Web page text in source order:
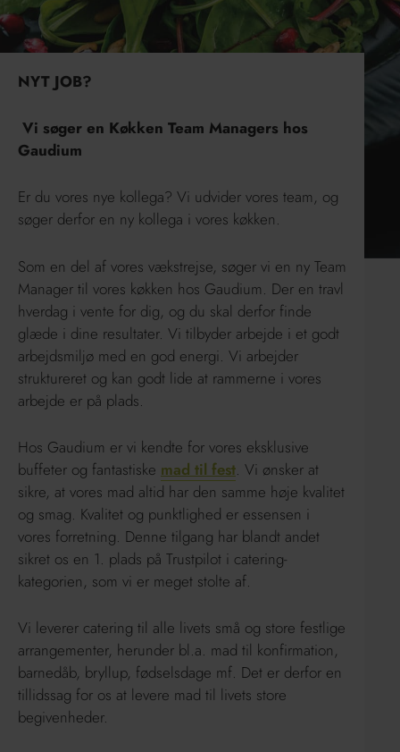
NYT JOB?
Vi søger en Køkken Team Managers hos
Gaudium
Er du vores nye kollega? Vi udvider vores team, og
søger derfor en ny kollega i vores køkken.
Som en del af vores vækstrejse, søger vi en ny Team
Manager til vores køkken hos Gaudium. Der en travl
hverdag i vente for dig, og du skal derfor finde
glæde i dine resultater. Vi tilbyder arbejde i et godt
arbejdsmiljø med en god energi. Vi arbejder
struktureret og kan godt lide at rammerne i vores
arbejde er på plads.
Hos Gaudium er vi kendte for vores eksklusive
buffeter og fantastiske mad til fest. Vi ønsker at
sikre, at vores mad altid har den samme høje kvalitet
og smag. Kvalitet og punktlighed er essensen i
vores forretning. Denne tilgang har blandt andet
sikret os en 1. plads på Trustpilot i catering-
kategorien, som vi er meget stolte af.
Vi leverer catering til alle livets små og store festlige
arrangementer, herunder bl.a. mad til konfirmation,
barnedåb, bryllup, fødselsdage mf. Det er derfor en
tillidssag for os at levere mad til livets store
begivenheder.